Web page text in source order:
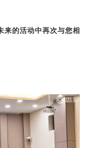
来的活动中再次与您相